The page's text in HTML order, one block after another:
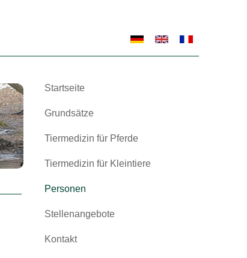
Startseite
Grundsätze
Tiermedizin für Pferde
Tiermedizin für Kleintiere
Personen
Stellenangebote
Kontakt